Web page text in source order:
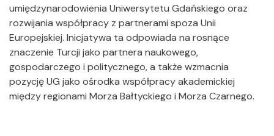
umiędzynarodowienia Uniwersytetu Gdańskiego oraz
rozwijania współpracy z partnerami spoza Unii
Europejskiej. Inicjatywa ta odpowiada na rosnące
znaczenie Turcji jako partnera naukowego,
gospodarczego i politycznego, a także wzmacnia
pozycję UG jako ośrodka współpracy akademickiej
między regionami Morza Bałtyckiego i Morza Czarnego.